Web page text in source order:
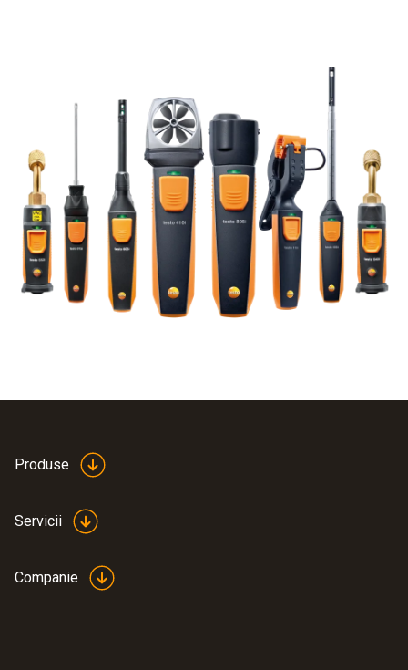
Produse
Servicii
Companie